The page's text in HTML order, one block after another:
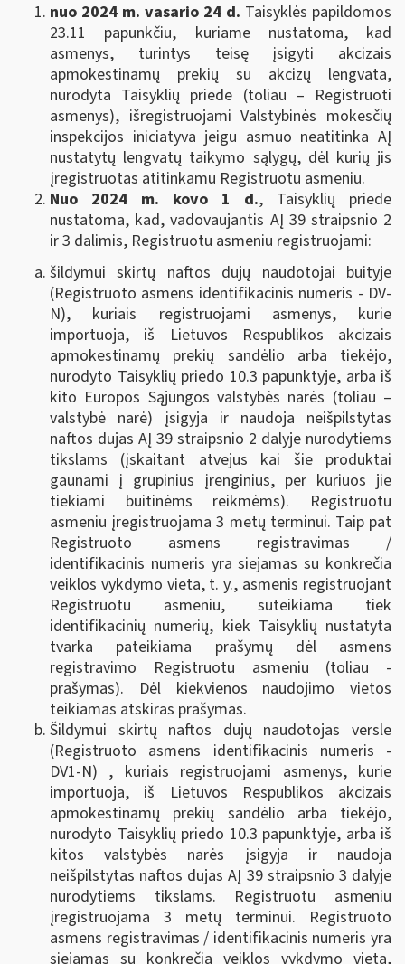
nuo 2024 m. vasario 24 d. Taisyklės papildomos
23.11 papunkčiu, kuriame nustatoma, kad
asmenys, turintys teisę įsigyti akcizais
apmokestinamų prekių su akcizų lengvata,
nurodyta Taisyklių priede (toliau – Registruoti
asmenys), išregistruojami Valstybinės mokesčių
inspekcijos iniciatyva jeigu asmuo neatitinka AĮ
nustatytų lengvatų taikymo sąlygų, dėl kurių jis
įregistruotas atitinkamu Registruotu asmeniu.
Nuo 2024 m. kovo 1 d., Taisyklių priede
nustatoma, kad, vadovaujantis AĮ 39 straipsnio 2
ir 3 dalimis, Registruotu asmeniu registruojami:
šildymui skirtų naftos dujų naudotojai buityje
(Registruoto asmens identifikacinis numeris - DV-
N), kuriais registruojami asmenys, kurie
importuoja, iš Lietuvos Respublikos akcizais
apmokestinamų prekių sandėlio arba tiekėjo,
nurodyto Taisyklių priedo 10.3 papunktyje, arba iš
kito Europos Sąjungos valstybės narės (toliau –
valstybė narė) įsigyja ir naudoja neišpilstytas
naftos dujas AĮ 39 straipsnio 2 dalyje nurodytiems
tikslams (įskaitant atvejus kai šie produktai
gaunami į grupinius įrenginius, per kuriuos jie
tiekiami buitinėms reikmėms). Registruotu
asmeniu įregistruojama 3 metų terminui. Taip pat
Registruoto asmens registravimas /
identifikacinis numeris yra siejamas su konkrečia
veiklos vykdymo vieta, t. y., asmenis registruojant
Registruotu asmeniu, suteikiama tiek
identifikacinių numerių, kiek Taisyklių nustatyta
tvarka pateikiama prašymų dėl asmens
registravimo Registruotu asmeniu (toliau -
prašymas). Dėl kiekvienos naudojimo vietos
teikiamas atskiras prašymas.
Šildymui skirtų naftos dujų naudotojas versle
(Registruoto asmens identifikacinis numeris -
DV1-N) , kuriais registruojami asmenys, kurie
importuoja, iš Lietuvos Respublikos akcizais
apmokestinamų prekių sandėlio arba tiekėjo,
nurodyto Taisyklių priedo 10.3 papunktyje, arba iš
kitos valstybės narės įsigyja ir naudoja
neišpilstytas naftos dujas AĮ 39 straipsnio 3 dalyje
nurodytiems tikslams. Registruotu asmeniu
įregistruojama 3 metų terminui. Registruoto
asmens registravimas / identifikacinis numeris yra
siejamas su konkrečia veiklos vykdymo vieta,